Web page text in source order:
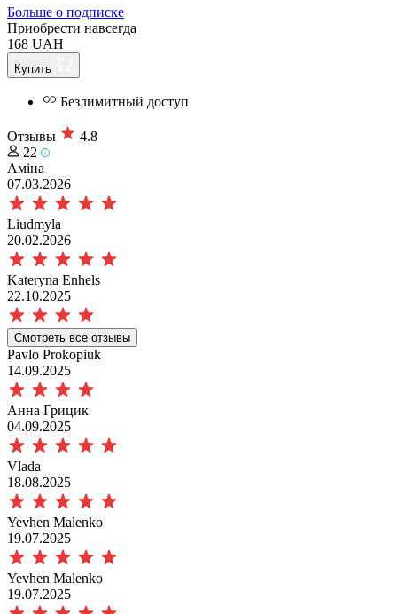
Больше о подписке
Приобрести навсегда
168 UAH
Купить
Безлимитный доступ
Отзывы
4.8
22
Аміна
07.03.2026
Liudmyla
20.02.2026
Kateryna Enhels
22.10.2025
Смотреть все отзывы
Pavlo Prokopiuk
14.09.2025
Анна Грицик
04.09.2025
Vlada
18.08.2025
Yevhen Malenko
19.07.2025
Yevhen Malenko
19.07.2025